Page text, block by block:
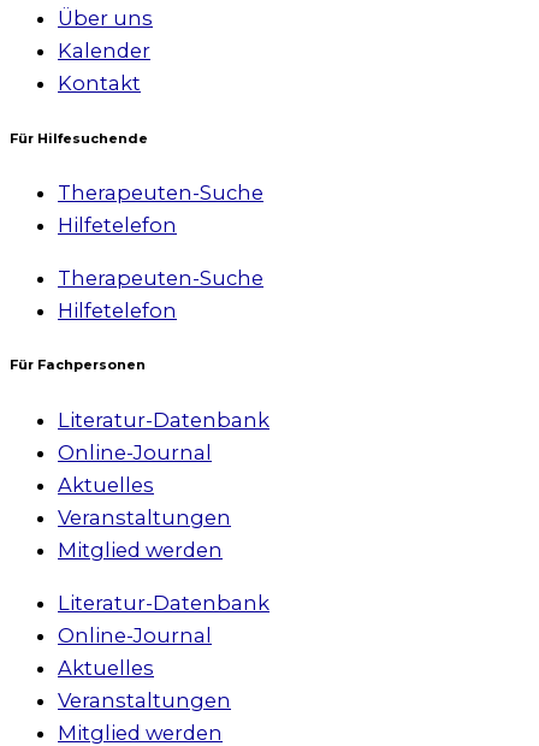
Über uns
Kalender
Kontakt
Für Hilfesuchende
Therapeuten-Suche
Hilfetelefon
Therapeuten-Suche
Hilfetelefon
Für Fachpersonen
Literatur-Datenbank
Online-Journal
Aktuelles
Veranstaltungen
Mitglied werden
Literatur-Datenbank
Online-Journal
Aktuelles
Veranstaltungen
Mitglied werden